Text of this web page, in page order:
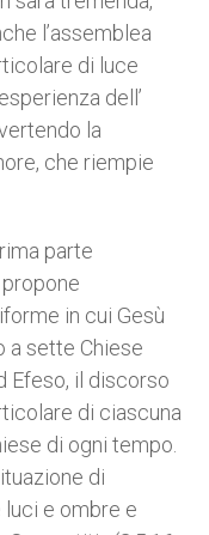
l’assemblea
di luce
dell’
la
che riempie
parte
in cui Gesù
a sette Chiese
Efeso, il discorso
di ciascuna
di ogni tempo.
di
luci e ombre e